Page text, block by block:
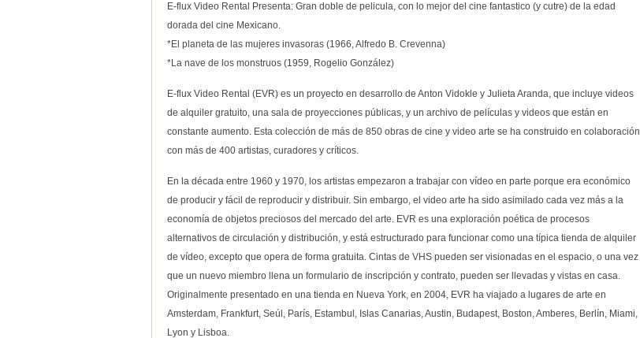
E-flux Video Rental Presenta: Gran doble de pelicula, con lo mejor del cine fantastico (y cutre) de la edad
dorada del cine Mexicano.
*El planeta de las mujeres invasoras (1966, Alfredo B. Crevenna)
*La nave de los monstruos (1959, Rogelio González)
E-flux Video Rental (EVR) es un proyecto en desarrollo de Anton Vidokle y Julieta Aranda, que incluye videos
de alquiler gratuito, una sala de proyecciones públicas, y un archivo de películas y videos que están en
constante aumento. Esta colección de más de 850 obras de cine y video arte se ha construido en colaboración
con más de 400 artistas, curadores y críticos.
En la década entre 1960 y 1970, los artistas empezaron a trabajar con vídeo en parte porque era económico
de producir y fácil de reproducir y distribuir. Sin embargo, el video arte ha sido asimilado cada vez más a la
economía de objetos preciosos del mercado del arte. EVR es una exploración poética de procesos
alternativos de circulación y distribución, y está estructurado para funcionar como una típica tienda de alquiler
de vídeo, excepto que opera de forma gratuita. Cintas de VHS pueden ser visionadas en el espacio, o una vez
que un nuevo miembro llena un formulario de inscripción y contrato, pueden ser llevadas y vistas en casa.
Originalmente presentado en una tienda en Nueva York, en 2004, EVR ha viajado a lugares de arte en
Amsterdam, Frankfurt, Seúl, París, Estambul, Islas Canarias, Austin, Budapest, Boston, Amberes, Berlín, Miami,
Lyon y Lisboa.